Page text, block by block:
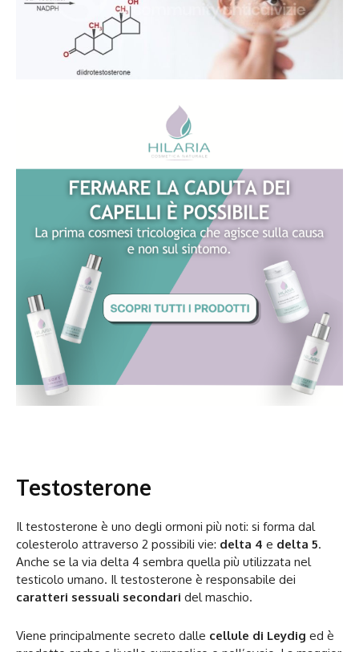
Testosterone
Il testosterone è uno degli ormoni più noti: si forma dal
colesterolo attraverso 2 possibili vie: delta 4 e delta 5.
Anche se la via delta 4 sembra quella più utilizzata nel
testicolo umano. Il testosterone è responsabile dei
caratteri sessuali secondari del maschio.
Viene principalmente secreto dalle cellule di Leydig ed è